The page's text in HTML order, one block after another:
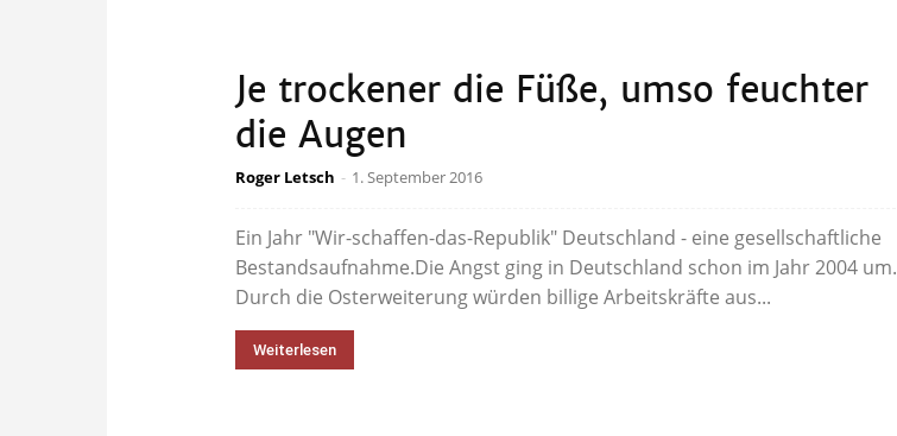
Je trockener die Füße, umso feuchter
die Augen
Roger Letsch - 1. September 2016
Ein Jahr "Wir-schaffen-das-Republik" Deutschland - eine gesellschaftliche
Bestandsaufnahme.Die Angst ging in Deutschland schon im Jahr 2004 um.
Durch die Osterweiterung würden billige Arbeitskräfte aus...
Weiterlesen